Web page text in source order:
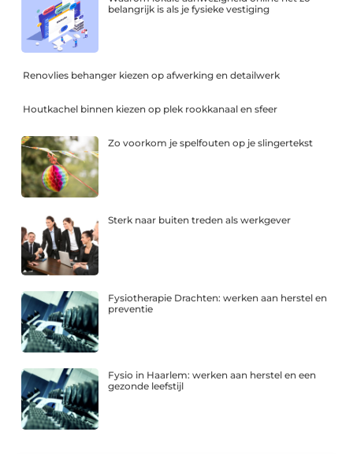
belangrijk is als je fysieke vestiging
Renovlies behanger kiezen op afwerking en detailwerk
Houtkachel binnen kiezen op plek rookkanaal en sfeer
Zo voorkom je spelfouten op je slingertekst
Sterk naar buiten treden als werkgever
Fysiotherapie Drachten: werken aan herstel en
preventie
Fysio in Haarlem: werken aan herstel en een
gezonde leefstijl